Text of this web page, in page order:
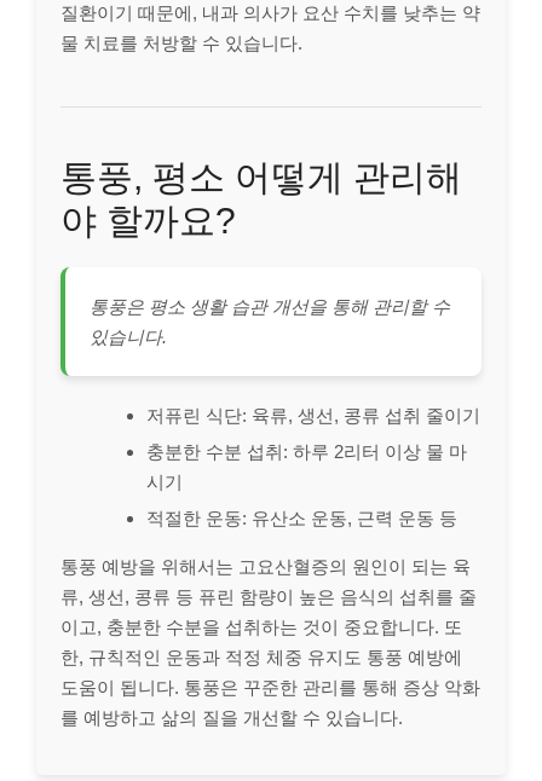
질환이기 때문에, 내과 의사가 요산 수치를 낮추는 약
물 치료를 처방할 수 있습니다.
통풍, 평소 어떻게 관리해
야 할까요?
통풍은 평소 생활 습관 개선을 통해 관리할 수
있습니다.
저퓨린 식단: 육류, 생선, 콩류 섭취 줄이기
충분한 수분 섭취: 하루 2리터 이상 물 마
시기
적절한 운동: 유산소 운동, 근력 운동 등
통풍 예방을 위해서는 고요산혈증의 원인이 되는 육
류, 생선, 콩류 등 퓨린 함량이 높은 음식의 섭취를 줄
이고, 충분한 수분을 섭취하는 것이 중요합니다. 또
한, 규칙적인 운동과 적정 체중 유지도 통풍 예방에
도움이 됩니다. 통풍은 꾸준한 관리를 통해 증상 악화
를 예방하고 삶의 질을 개선할 수 있습니다.